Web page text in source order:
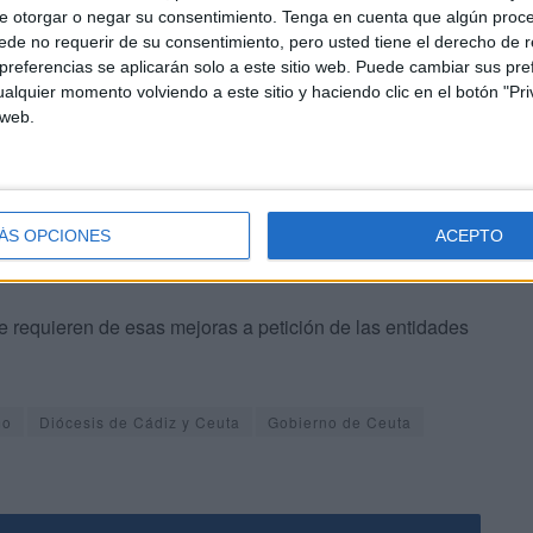
otorgar o negar su consentimiento. Tenga en cuenta que algún
no requerir de su consentimiento, pero usted tiene el derecho de
se aplicarán solo a este sitio web. Puede cambiar sus
momento volviendo a este sitio y haciendo clic en el botón
OPCIONES ACEPTO
Cádiz y Ceuta, el siguiente ejercicio puede tener
de mejora en las diferentes mezquitasde
del Consejo de Gobierno celebrado en la
de esas mejoras a petición de las entidades
Diócesis de Cádiz y Ceuta
Gobierno de Ceuta